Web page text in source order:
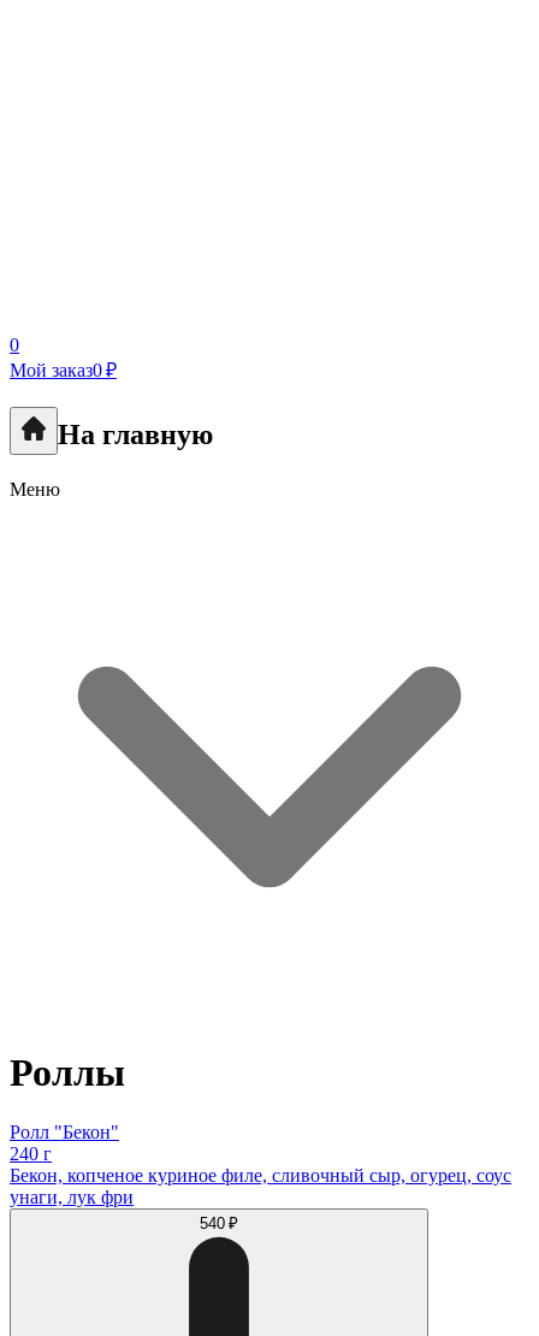
0
Мой заказ0 ₽
На главную
Меню
Роллы
Ролл "Бекон"
240 г
Бекон, копченое куриное филе, сливочный сыр, огурец, соус
унаги, лук фри
540 ₽